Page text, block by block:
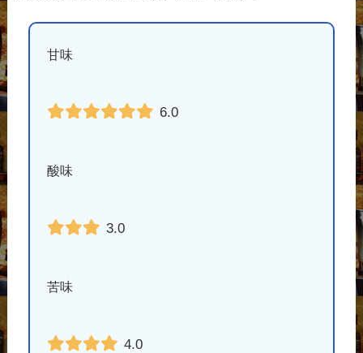
甘味
6.0
酸味
3.0
苦味
4.0